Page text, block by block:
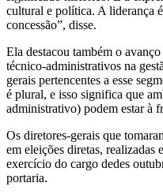
cultural e política. A liderança
concessão”, disse.
Ela destacou também o
técnico-administrativos na
gerais pertencentes a esse
é plural, e isso significa que
administrativo) podem estar à
Os diretores-gerais que
em eleições diretas, realizadas
exercício do cargo dedes
portaria.